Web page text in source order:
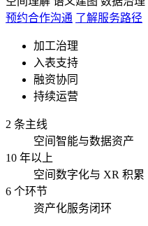
预约合作沟通 了解服务路径
加工治理
入表支持
融资协同
持续运营
2 条主线
空间智能与数据资产
10 年以上
空间数字化与 XR 积累
6 个环节
资产化服务闭环